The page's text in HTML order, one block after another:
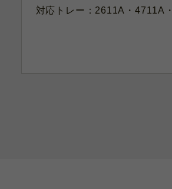
対応トレー：2611A・4711A